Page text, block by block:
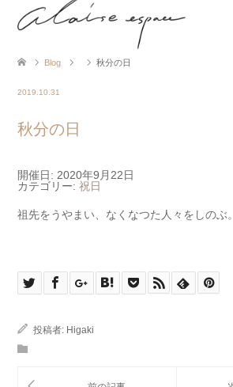
Blog 秋分の日
2019.10.31
秋分の日
開催日: 2020年9月22日
カテゴリー: 祝日
祖先をうやまい、なくなつた人々をしのぶ。
投稿者: Higaki